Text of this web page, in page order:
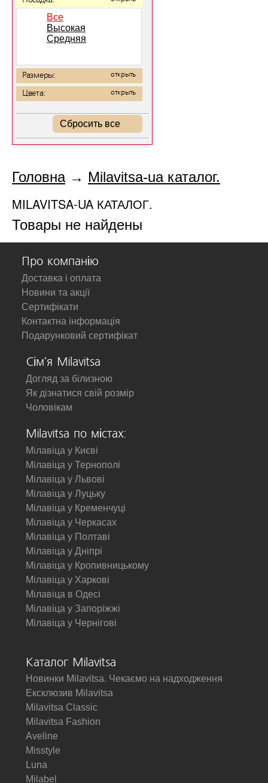
Все
Высокая
Средняя
Размеры: открыть
Цвета: открыть
Сбросить все
Головна→ Milavitsa-ua каталог.
MILAVITSA-UA КАТАЛОГ.
Товары не найдены
Про компанію
Доставка і оплата
Новини та акції
Сертифікати
Контактна інформація
Подарунковий сертифікат
Сім'я Milavitsa
Догляд за білизною
Як дізнатися свій розмір
Чоловікам
Milavitsa по містах:
Мілавіца у Києві
Мілавіца у Тернополі
Мілавіца у Львові
Мілавіца у Луцьку
Мілавіца у Кременчуці
Мілавіца у Черкасах
Мілавіца у Полтаві
Мілавіца у Дніпрі
Мілавіца у Кропивницькому
Мілавіца у Харкові
Мілавіца в Одесі
Мілавіца у Запоріжжі
Мілавіца у Чернігові
Каталог Milavitsa
Новинки Milavitsa. Чекаємо на надходження
Ексклюзив Milavitsa
Milavitsa Classic
Milavitsa Fashion
Aveline
Misstyle
Luna
Milabel